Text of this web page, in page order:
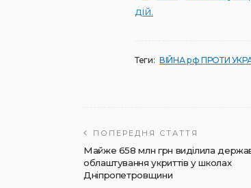
дій.
Теги: ВІЙНА рф ПРОТИ
ПОПЕРЕДНЯ СТАТТЯ
Майже 658 млн грн виділила
облаштування укриттів у школах
Дніпропетровщини